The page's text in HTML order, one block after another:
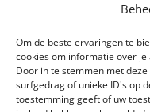
Om de beste ervaringen te
cookies om informatie over
Door in te stemmen met
surfgedrag of unieke ID's op
toestemming geeft of uw
Den Haag
Leeuwarden
Maastricht